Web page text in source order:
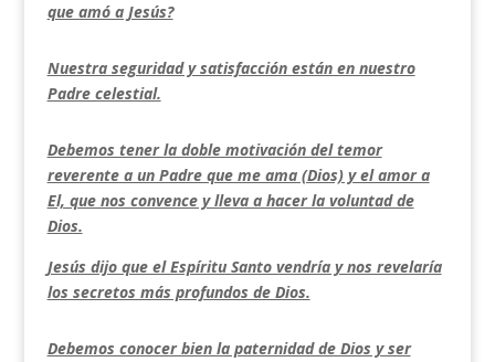
que amó a Jesús?
Nuestra seguridad y satisfacción están en nuestro
Padre celestial.
Debemos tener la doble motivación del temor
reverente a un Padre que me ama (Dios) y el amor a
El, que nos convence y lleva a hacer la voluntad de
Dios.
Jesús dijo que el Espíritu Santo vendría y nos revelaría
los secretos más profundos de Dios.
Debemos conocer bien la paternidad de Dios y ser